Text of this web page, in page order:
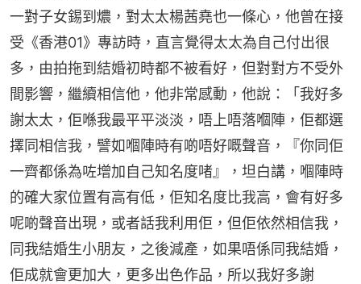
一對子女錫到燶，對太太楊茜堯也一條心，他曾在接
受《香港01》專訪時，直言覺得太太為自己付出很
多，由拍拖到結婚初時都不被看好，但對對方不受外
間影響，繼續相信他，他非常感動，他說：「我好多
謝太太，佢喺我最平平淡淡，唔上唔落嗰陣，佢都選
擇同相信我，譬如嗰陣時有啲唔好嘅聲音，『你同佢
一齊都係為咗增加自己知名度啫』，坦白講，嗰陣時
的確大家位置有高有低，佢知名度比我高，會有好多
呢啲聲音出現，或者話我利用佢，但佢依然相信我，
同我結婚生小朋友，之後減產，如果唔係同我結婚，
佢成就會更加大，更多出色作品，所以我好多謝